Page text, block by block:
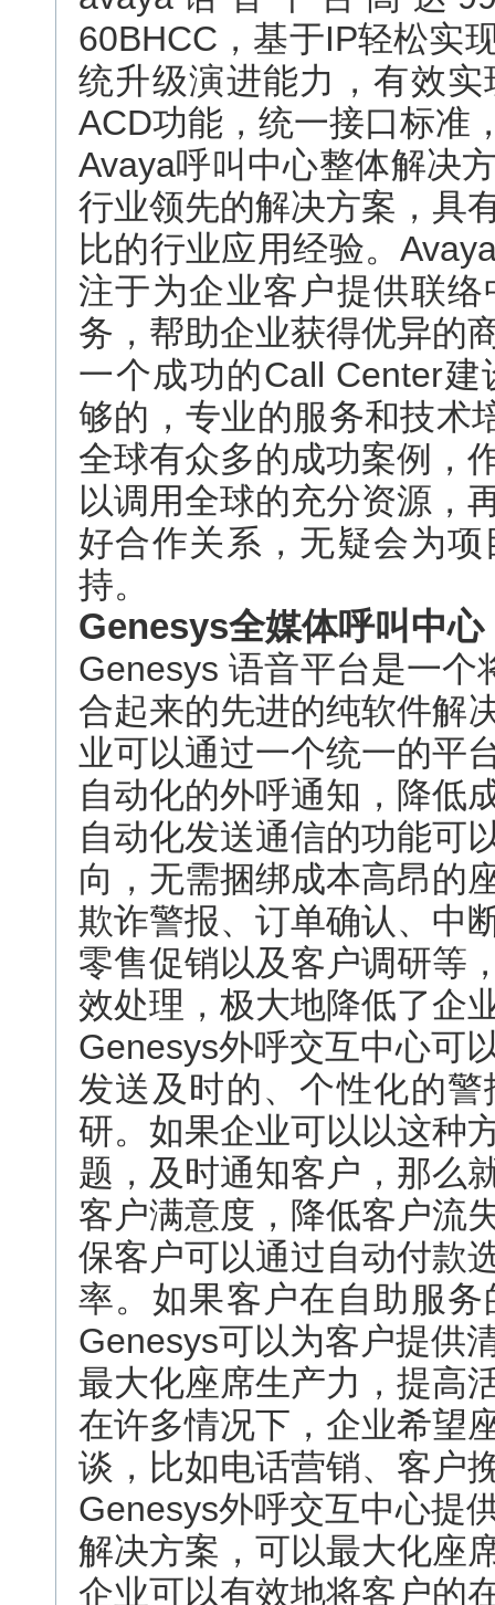
60BHCC，基于IP轻松实
统升级演进能力，有效
ACD功能，统一接口标准
Avaya呼叫中心整体解决
行业领先的解决方案，具
比的行业应用经验。
注于为企业客户提供联
务，帮助企业获得优异的
一个成功的Call Center
够的，专业的服务和技术
全球有众多的成功案例，
以调用全球的充分资源，
好合作关系，无疑会为
持。
Genesys全媒体呼叫中心
Genesys 语音平台是一个
合起来的先进的纯软件解
业可以通过一个统一的平
自动化的外呼通知，降低
自动化发送通信的功能可
向，无需捆绑成本高昂的
欺诈警报、订单确认、中
零售促销以及客户调研等
效处理，极大地降低了企
Genesys外呼交互中心可
发送及时的、个性化的
研。如果企业可以以这种
题，及时通知客户，那么
客户满意度，降低客户流
保客户可以通过自动付款
率。如果客户在自助服
Genesys可以为客户提供
最大化座席生产力，提高
在许多情况下，企业希望
谈，比如电话营销、客户
Genesys外呼交互中心提
解决方案，可以最大化座
企业可以有效地将客户的